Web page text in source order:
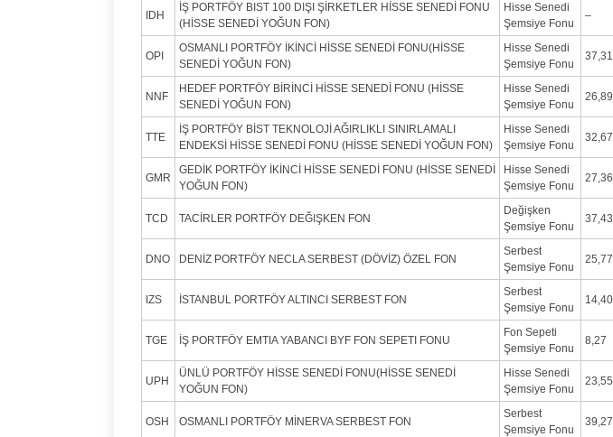
IDH
İŞ PORTFÖY BIST 100 DIŞI ŞİRKETLER HİSSE SENEDİ FONU
(HİSSE SENEDİ YOĞUN FON)
Hisse Senedi
Şemsiye Fonu
–
OPI
OSMANLI PORTFÖY İKİNCİ HİSSE SENEDİ FONU(HİSSE
SENEDİ YOĞUN FON)
Hisse Senedi
Şemsiye Fonu
37,31
NNF
HEDEF PORTFÖY BİRİNCİ HİSSE SENEDİ FONU (HİSSE
SENEDİ YOĞUN FON)
Hisse Senedi
Şemsiye Fonu
26,89
TTE
İŞ PORTFÖY BİST TEKNOLOJİ AĞIRLIKLI SINIRLAMALI
ENDEKSİ HİSSE SENEDİ FONU (HİSSE SENEDİ YOĞUN FON)
Hisse Senedi
Şemsiye Fonu
32,67
GMR
GEDİK PORTFÖY İKİNCİ HİSSE SENEDİ FONU (HİSSE SENEDİ
YOĞUN FON)
Hisse Senedi
Şemsiye Fonu
27,36
TCD TACİRLER PORTFÖY DEĞIŞKEN FON
Değişken
Şemsiye Fonu
37,43
DNO DENİZ PORTFÖY NECLA SERBEST (DÖVİZ) ÖZEL FON
Serbest
Şemsiye Fonu
25,77
IZS İSTANBUL PORTFÖY ALTINCI SERBEST FON
Serbest
Şemsiye Fonu
14,40
TGE İŞ PORTFÖY EMTIA YABANCI BYF FON SEPETI FONU
Fon Sepeti
Şemsiye Fonu
8,27
UPH
ÜNLÜ PORTFÖY HİSSE SENEDİ FONU(HİSSE SENEDİ
YOĞUN FON)
Hisse Senedi
Şemsiye Fonu
23,55
OSH OSMANLI PORTFÖY MİNERVA SERBEST FON
Serbest
Şemsiye Fonu
39,27